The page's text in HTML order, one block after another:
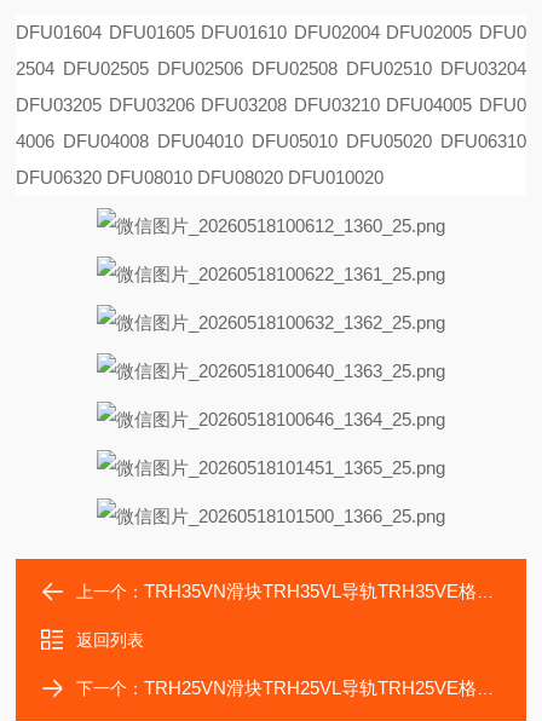
DFU01604 DFU01605 DFU01610 DFU02004 DFU02005 DFU0
2504 DFU02505 DFU02506 DFU02508DFU02510 DFU03204
DFU03205 DFU03206 DFU03208 DFU03210 DFU04005 DFU0
4006 DFU04008 DFU04010 DFU05010 DFU05020 DFU06310
DFU06320 DFU08010 DFU08020 DFU010020
上一个：TRH35VN滑块TRH35VL导轨TRH35VE格里森P60滚齿机轴承
返回列表
下一个：TRH25VN滑块TRH25VL导轨TRH25VE格里森100PS车齿机轴承